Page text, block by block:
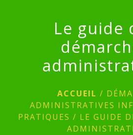
Le guide
ACCUEIL /
ADMINISTRATIVES
PRATIQUES / LE GUIDE